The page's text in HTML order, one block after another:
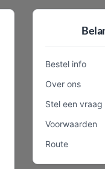
Bestel info
Over ons
Stel een vraag
Voorwaarden
Route